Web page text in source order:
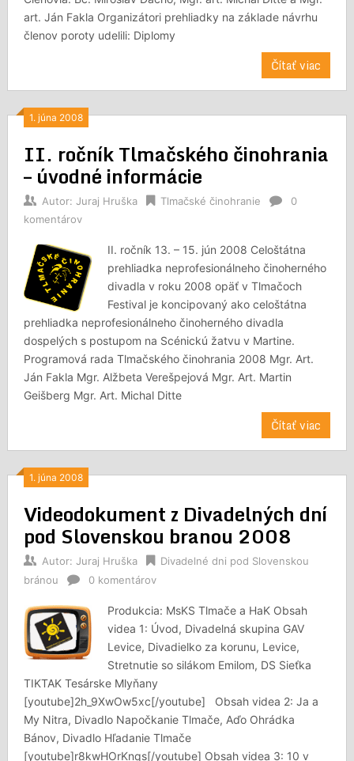
art. Ján Fakla Organizátori prehliadky na základe návrhu
členov poroty udelili: Diplomy
Čítať viac
1. júna 2008
II. ročník Tlmačského činohrania
– úvodné informácie
Autor: Juraj Hruška Tlmačské činohranie
0
komentárov
II. ročník 13. – 15. jún 2008 Celoštátna
prehliadka neprofesionálneho činoherného
divadla v roku 2008 opäť v Tlmačoch
Festival je koncipovaný ako celoštátna
prehliadka neprofesionálneho činoherného divadla
dospelých s postupom na Scénickú žatvu v Martine.
Programová rada Tlmačského činohrania 2008 Mgr. Art.
Ján Fakla Mgr. Alžbeta Verešpejová Mgr. Art. Martin
Geišberg Mgr. Art. Michal Ditte
Čítať viac
1. júna 2008
Videodokument z Divadelných dní
pod Slovenskou branou 2008
Autor: Juraj Hruška
Divadelné dni pod Slovenskou
bránou
0 komentárov
Produkcia: MsKS Tlmače a HaK Obsah
videa 1: Úvod, Divadelná skupina GAV
Levice, Divadielko za korunu, Levice,
Stretnutie so silákom Emilom, DS Sieťka
TIKTAK Tesárske Mlyňany
[youtube]2h_9XwOw5xc[/youtube] Obsah videa 2: Ja a
My Nitra, Divadlo Napočkanie Tlmače, Aďo Ohrádka
Bánov, Divadlo Hľadanie Tlmače
[youtube]r8kwHOrKnqs[/youtube] Obsah videa 3: 10 v